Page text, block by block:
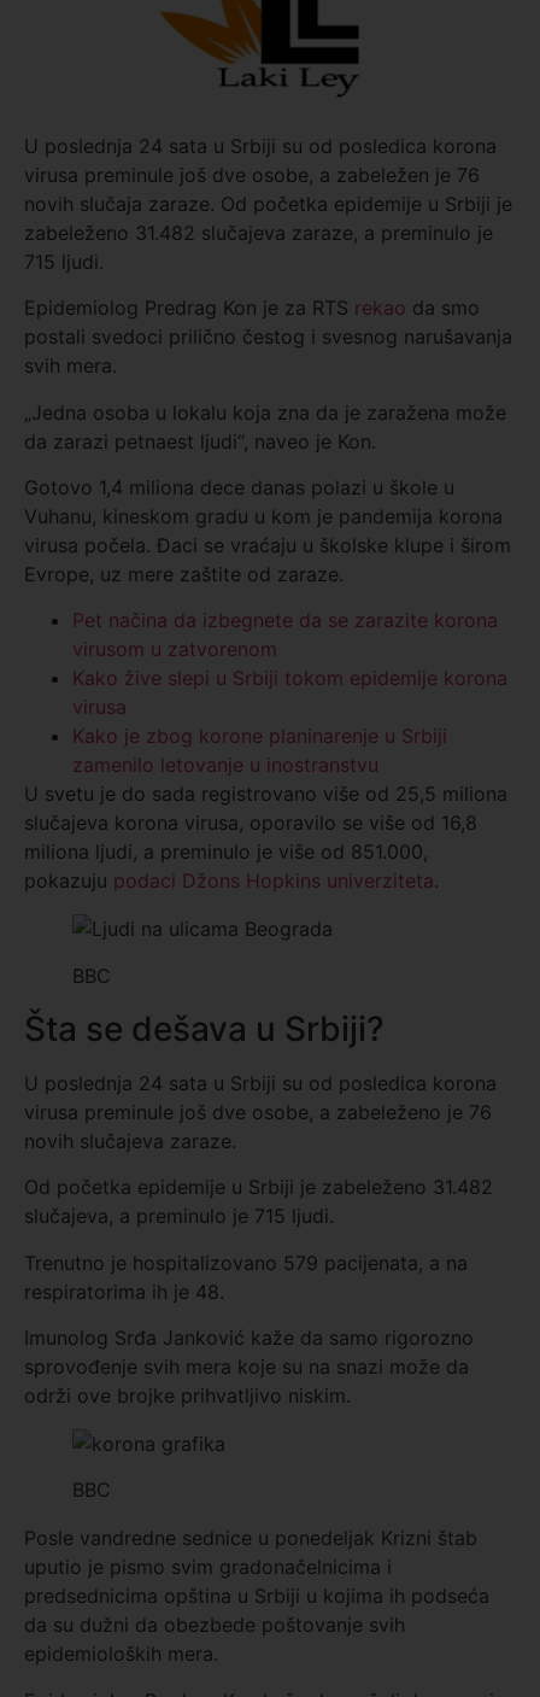
U poslednja 24 sata u Srbiji su od posledica korona
virusa preminule još dve osobe, a zabeležen je 76
novih slučaja zaraze. Od početka epidemije u Srbiji je
zabeleženo 31.482 slučajeva zaraze, a preminulo je
715 ljudi.
Epidemiolog Predrag Kon je za RTS rekao da smo
postali svedoci prilično čestog i svesnog narušavanja
svih mera.
„Jedna osoba u lokalu koja zna da je zaražena može
da zarazi petnaest ljudi“, naveo je Kon.
Gotovo 1,4 miliona dece danas polazi u škole u
Vuhanu, kineskom gradu u kom je pandemija korona
virusa počela. Đaci se vraćaju u školske klupe i širom
Evrope, uz mere zaštite od zaraze.
Pet načina da izbegnete da se zarazite korona
virusom u zatvorenom
Kako žive slepi u Srbiji tokom epidemije korona
virusa
Kako je zbog korone planinarenje u Srbiji
zamenilo letovanje u inostranstvu
U svetu je do sada registrovano više od 25,5 miliona
slučajeva korona virusa, oporavilo se više od 16,8
miliona ljudi, a preminulo je više od 851.000,
pokazuju podaci Džons Hopkins univerziteta.
BBC
Šta se dešava u Srbiji?
U poslednja 24 sata u Srbiji su od posledica korona
virusa preminule još dve osobe, a zabeleženo je 76
novih slučajeva zaraze.
Od početka epidemije u Srbiji je zabeleženo 31.482
slučajeva, a preminulo je 715 ljudi.
Trenutno je hospitalizovano 579 pacijenata, a na
respiratorima ih je 48.
Imunolog Srđa Janković kaže da samo rigorozno
sprovođenje svih mera koje su na snazi može da
održi ove brojke prihvatljivo niskim.
BBC
Posle vandredne sednice u ponedeljak Krizni štab
uputio je pismo svim gradonačelnicima i
predsednicima opština u Srbiji u kojima ih podseća
da su dužni da obezbede poštovanje svih
epidemioloških mera.